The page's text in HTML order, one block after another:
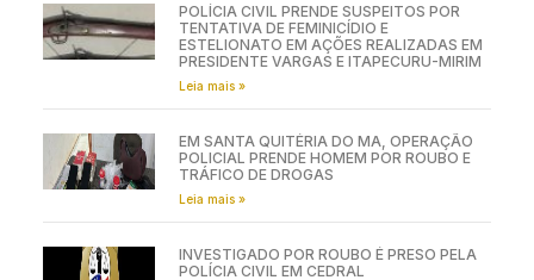
POLÍCIA CIVIL PRENDE SUSPEITOS POR
TENTATIVA DE FEMINICÍDIO E
ESTELIONATO EM AÇÕES REALIZADAS EM
PRESIDENTE VARGAS E ITAPECURU-MIRIM
Leia mais »
EM SANTA QUITÉRIA DO MA, OPERAÇÃO
POLICIAL PRENDE HOMEM POR ROUBO E
TRÁFICO DE DROGAS
Leia mais »
INVESTIGADO POR ROUBO É PRESO PELA
POLÍCIA CIVIL EM CEDRAL